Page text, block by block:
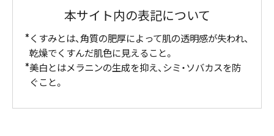
本サイト内の表記について
くすみとは、角質の肥厚によって肌の透明感が失われ、
乾燥でくすんだ肌色に見えること。
美白とはメラニンの生成を抑え、シミ・ソバカスを防
ぐこと。